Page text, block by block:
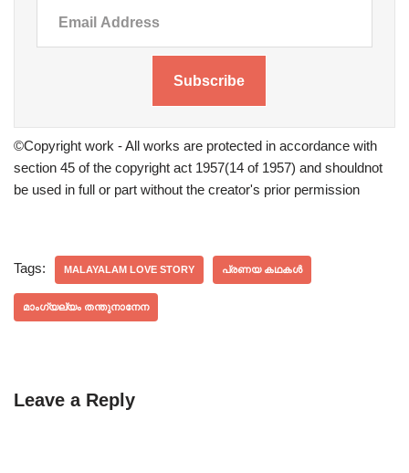
Subscribe
©Copyright work - All works are protected in accordance with
section 45 of the copyright act 1957(14 of 1957) and shouldnot
be used in full or part without the creator's prior permission
Tags: MALAYALAM LOVE STORY പ്രണയ കഥകൾ
മാംഗ്യല്യം തന്തുനാനേന
Leave a Reply